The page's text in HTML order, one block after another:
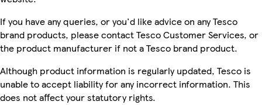
If you have any queries, or you'd like advice on any Tesco
brand products, please contact Tesco Customer Services, or
the product manufacturer if not a Tesco brand product.
Although product information is regularly updated, Tesco is
unable to accept liability for any incorrect information. This
does not affect your statutory rights.